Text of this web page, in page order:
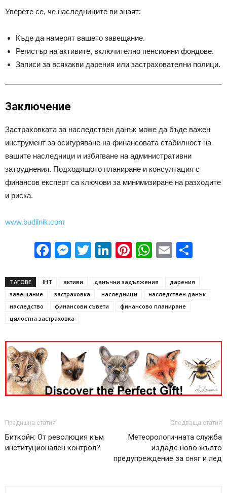
Уверете се, че наследниците ви знаят:
Къде да намерят вашето завещание.
Регистър на активите, включително пенсионни фондове.
Записи за всякакви дарения или застрахователни полици.
Заключение
Застраховката за наследствен данък може да бъде важен
инструмент за осигуряване на финансовата стабилност на
вашите наследници и избягване на административни
затруднения. Подходящото планиране и консултация с
финансов експерт са ключови за минимизиране на разходите
и риска.
www.budilnik.com
Facebook
Messenger
Twitter
LinkedIn
Pinterest
WhatsApp
Email
ТАГОВЕ IHT активи данъчни задължения
дарения
завещание
застраховка наследници
наследствен данък
наследство
финансови съвети
финансово планиране
цялостна застраховка
Предишна статия
Биткойн: От революция към
институционален контрол?
Следваща статия
Метеорологичната служба
издаде ново жълто
предупреждение за сняг и лед